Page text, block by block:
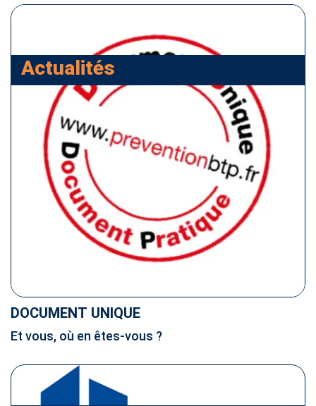
Actualités
DOCUMENT UNIQUE
Et vous, où en êtes-vous ?